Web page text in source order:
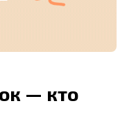
— кто